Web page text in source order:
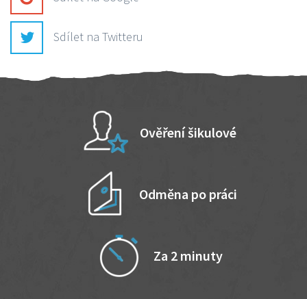
Sdílet na Twitteru
Ověření šikulové
Odměna po práci
Za 2 minuty